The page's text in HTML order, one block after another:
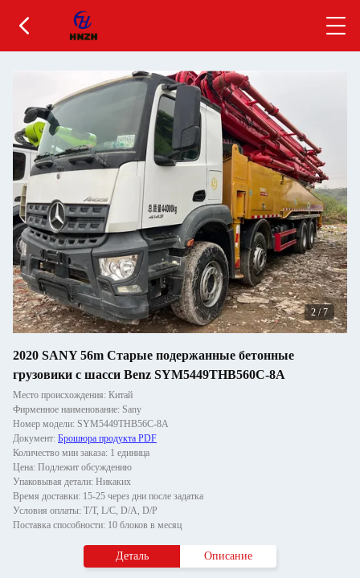
2/7
2020 SANY 56m Старые подержанные бетонные
грузовики с шасси Benz SYM5449THB560C-8A
Место происхождения: Китай
Фирменное наименование: Sany
Номер модели: SYM5449THB56C-8A
Документ: Брошюра продукта PDF
Количество мин заказа: 1 единица
Цена: Подлежит обсуждению
Упаковывая детали: Никаких
Время доставки: 15-25 через дни после задатка
Условия оплаты: T/T, L/C, D/A, D/P
Поставка способности: 10 блоков в месяц
Деталь Описание